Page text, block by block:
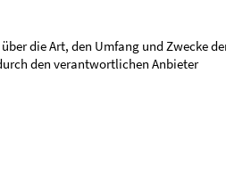
die Art, den Umfang und Zwecke
den verantwortlichen Anbieter